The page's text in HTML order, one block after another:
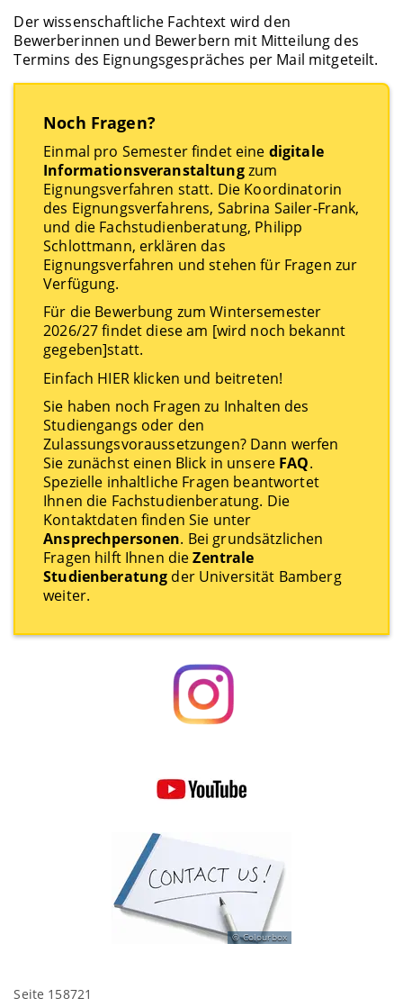
Colourbox
Der wissenschaftliche Fachtext wird den
Bewerberinnen und Bewerbern mit Mitteilung des
Termins des Eignungsgespräches per Mail mitgeteilt.
Noch Fragen?
Einmal pro Semester findet eine digitale
Informationsveranstaltungzum
Eignungsverfahren statt. Die Koordinatorin
des Eignungsverfahrens, Sabrina Sailer-Frank,
und die Fachstudienberatung, Philipp
Schlottmann, erklären das
Eignungsverfahren und stehen für Fragen zur
Verfügung.
Für die Bewerbung zum Wintersemester
2026/27 findet diese am [wird noch bekannt
gegeben]statt.
Einfach HIER klicken und beitreten!
Sie haben noch Fragen zu Inhalten des
Studiengangs oder den
Zulassungsvoraussetzungen? Dann werfen
Sie zunächst einen Blick in unsere FAQ.
Spezielle inhaltliche Fragen beantwortet
Ihnen die Fachstudienberatung. Die
Kontaktdaten finden Sie unter
Ansprechpersonen. Bei grundsätzlichen
Fragen hilft Ihnen dieZentrale
Studienberatung der Universität Bamberg
weiter.
Seite 158721